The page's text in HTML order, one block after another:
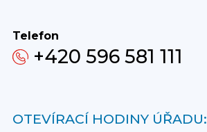
Telefon
+420 596 581 111
OTEVÍRACÍ HODINY ÚŘADU: